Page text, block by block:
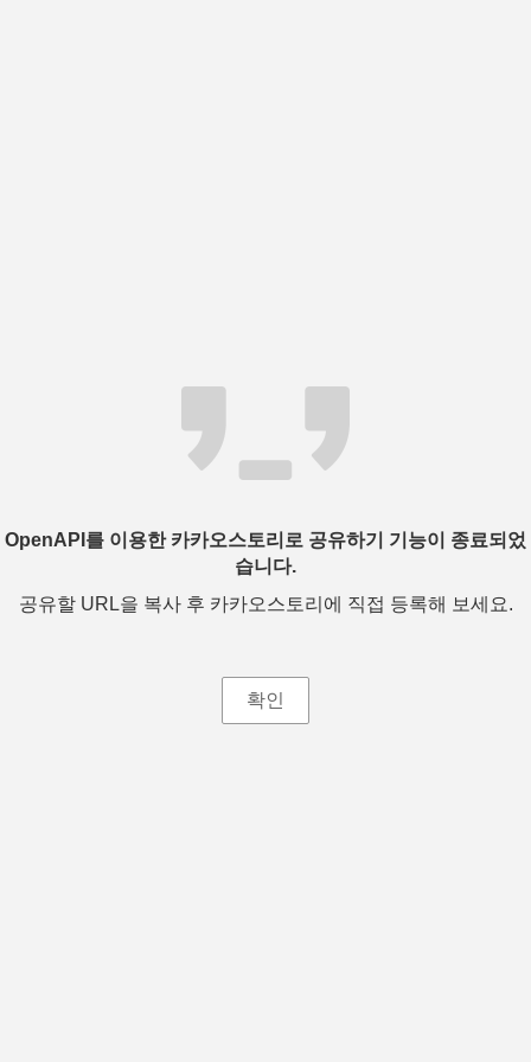
OpenAPI를 이용한 카카오스토리로 공유하기 기능이 종료되었
습니다.
공유할 URL을 복사 후 카카오스토리에 직접 등록해 보세요.
확인